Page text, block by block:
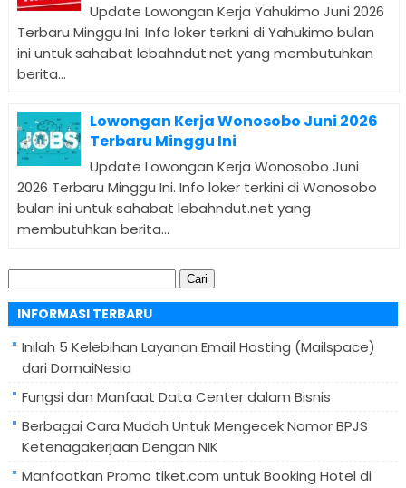
Update Lowongan Kerja Yahukimo Juni 2026
Terbaru Minggu Ini. Info loker terkini di Yahukimo bulan
ini untuk sahabat lebahndut.net yang membutuhkan
berita...
Lowongan Kerja Wonosobo Juni 2026
Terbaru Minggu Ini
Update Lowongan Kerja Wonosobo Juni
2026 Terbaru Minggu Ini. Info loker terkini di Wonosobo
bulan ini untuk sahabat lebahndut.net yang
membutuhkan berita...
Cari
untuk:
INFORMASI TERBARU
Inilah 5 Kelebihan Layanan Email Hosting (Mailspace)
dari DomaiNesia
Fungsi dan Manfaat Data Center dalam Bisnis
Berbagai Cara Mudah Untuk Mengecek Nomor BPJS
Ketenagakerjaan Dengan NIK
Manfaatkan Promo tiket.com untuk Booking Hotel di